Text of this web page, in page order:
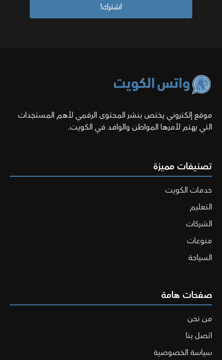
موقع إلكتروني يختص بنشر المحتوى الرقمي لأهم المستجدات
التي يهتم لأمرها المواطن والوافد في الكويت.
تصنيفات مميزة
خدمات الكويت
التعليم
الشركات
منوعات
السياحة
صفحات هامة
من نحن
اتصل بنا
سياسة الخصوصية